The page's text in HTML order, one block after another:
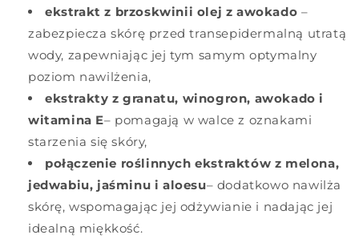
ekstrakt z brzoskwinii olej z awokado –
zabezpiecza skórę przed transepidermalną utratą
wody, zapewniając jej tym samym optymalny
poziom nawilżenia,
ekstrakty z granatu, winogron, awokado i
witamina E– pomagają w walce z oznakami
starzenia się skóry,
połączenie roślinnych ekstraktów z melona,
jedwabiu, jaśminu i aloesu– dodatkowo nawilża
skórę, wspomagając jej odżywianie i nadając jej
idealną miękkość.